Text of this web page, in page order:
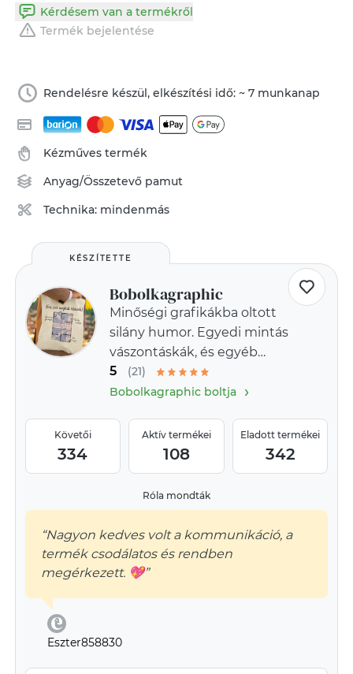
Kérdésem van a termékről
Termék bejelentése
Rendelésre készül, elkészítési idő: ~ 7 munkanap
Kézműves termék
Anyag/Összetevő pamut
Technika: mindenmás
KÉSZÍTETTE
Bobolkagraphic
Minőségi grafikákba oltott
silány humor. Egyedi mintás
vászontáskák, és egyéb
textilek.
5
(21)
Bobolkagraphic boltja›
Követői
334
Aktív termékei
108
Eladott termékei
342
Róla mondták
“Nagyon kedves volt a kommunikáció, a
termék csodálatos és rendben
megérkezett. 💖”
Eszter858830